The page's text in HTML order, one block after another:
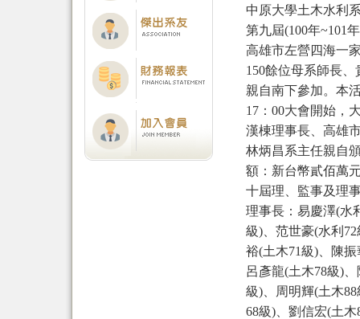
中原大學土木水利
第九屆(100年~101
高雄市左營四海一
150餘位母系師長
親自南下參加。本
17：00大會開始，
漢棟理事長、高雄
林炳昌系主任親自
額：新台幣貳佰萬
十屆理、監事及理
理事長：易慶澤(水
級)、范世豪(水利
裕(土木71級)、陳
呂彥龍(土木78級)
級)、周明輝(土木
68級)、劉信宏(土